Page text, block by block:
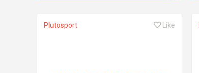
Plutosport Like